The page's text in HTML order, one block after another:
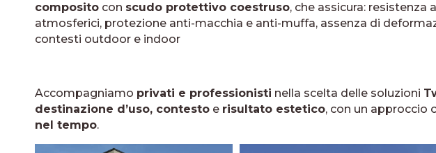
composito con scudo protettivo coestruso, che assicura: resistenza
atmosferici, protezione anti-macchia e anti-muffa, assenza di
contesti outdoor e indoor
Accompagniamo privati e professionisti nella scelta delle soluzioni
destinazione d’uso, contesto e risultato estetico, con un approccio
nel tempo.